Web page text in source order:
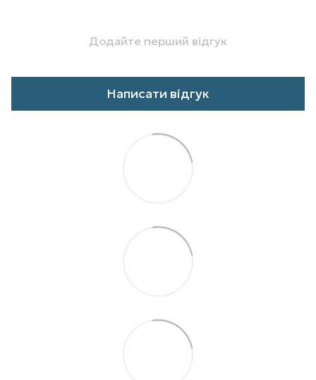
Додайте перший відгук
Написати відгук